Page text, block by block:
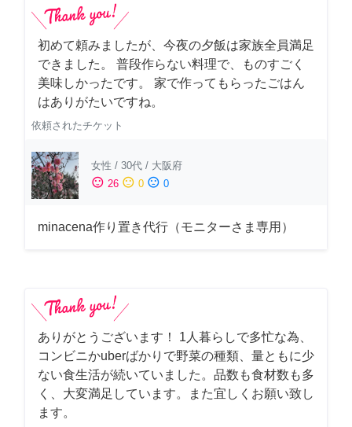
初めて頼みましたが、今夜の夕飯は家族全員満足
できました。 普段作らない料理で、ものすごく
美味しかったです。 家で作ってもらったごはん
はありがたいですね。
依頼されたチケット
女性 / 30代 / 大阪府
sentiment_satisfied 26 sentiment_neutral 0 sentiment_dissatisfied 0
minacena作り置き代行（モニターさま専用）
ありがとうございます！ 1人暮らしで多忙な為、
コンビニかuberばかりで野菜の種類、量ともに少
ない食生活が続いていました。品数も食材数も多
く、大変満足しています。また宜しくお願い致し
ます。